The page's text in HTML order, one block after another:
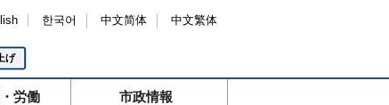
한국어 中文简体 中文繁体
げ
労働 市政情報